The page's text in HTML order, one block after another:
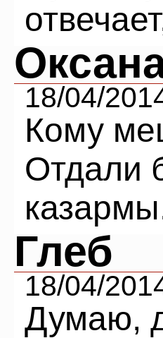
18/04/
Кому
Отдали
Глеб
18/04/
Думаю,